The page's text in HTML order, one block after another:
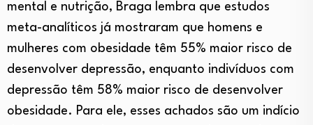
mental e nutrição, Braga lembra que estudos
meta-analíticos já mostraram que homens e
mulheres com obesidade têm 55% maior risco de
desenvolver depressão, enquanto indivíduos com
depressão têm 58% maior risco de desenvolver
obesidade. Para ele, esses achados são um indício